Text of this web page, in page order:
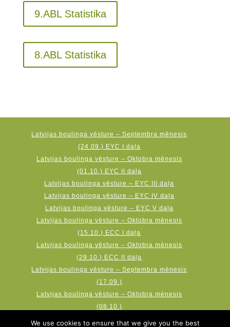
9.ABL Statistika
8.ABL Statistika
Latvijas boulinga vēsture – Septembra mēnesis
(24.09.) EYC I daļa
Latvijas boulinga vēsture – Oktobra mēnesis
(01.10.) EYC II daļa
Latvijas boulinga vēsture – EYC III daļa
Latvijas boulinga vēsture – EYC IV daļa
Latvijas boulinga vēsture – EYC V daļa
Latvijas boulinga vēsture – Oktobra mēnesis
(15.10.) ECC I daļa
Latvijas boulinga vēsture – Oktobra mēnesis
(29.10.) ECC II daļa
Latvijas boulinga vēsture – Septembra mēnesis
(17.09.)
Latvijas boulinga vēsture – Oktobra mēnesis
(08.10.)
Latvijas boulinga vēsture – Novembra mēnesis
We use cookies to ensure that we give you the best